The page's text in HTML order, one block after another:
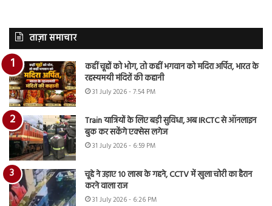
ताज़ा समाचार
कहीं चूहों को भोग, तो कहीं भगवान को मदिरा अर्पित, भारत के
रहस्यमयी मंदिरों की कहानी
31 July 2026 - 7:54 PM
Train यात्रियों के लिए बड़ी सुविधा, अब IRCTC से ऑनलाइन
बुक कर सकेंगे एक्सेस लगेज
31 July 2026 - 6:59 PM
चूहे ने उड़ाए 10 लाख के गहने, CCTV में खुला चोरी का हैरान
करने वाला राज
31 July 2026 - 6:26 PM